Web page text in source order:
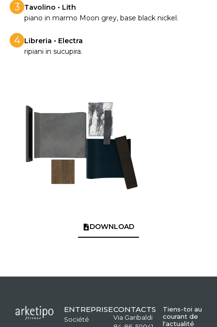
3
Tavolino • Lith
piano in marmo Moon grey, base black nickel.
4 Libreria • Electra
ripiani in sucupira.
DOWNLOAD
ENTREPRISE
Société
CONTACTS
Via Garibaldi
Tiens-toi au
courant de
l'actualité